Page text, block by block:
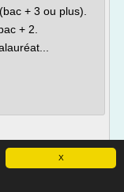
X
+ 3 ou plus).
+ 2.